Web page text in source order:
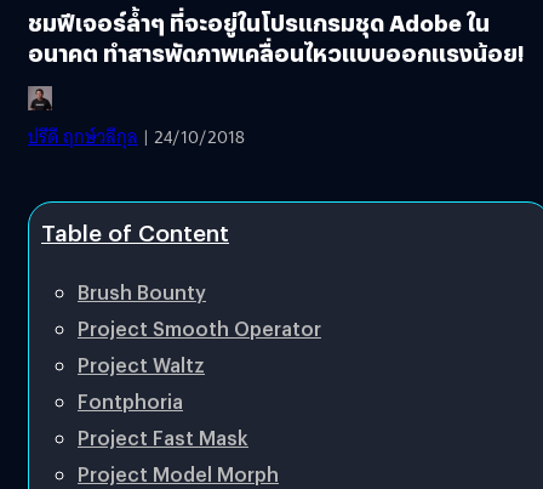
ชมฟีเจอร์ล้ำๆ ที่จะอยู่ในโปรแกรมชุด Adobe ใน
อนาคต ทำสารพัดภาพเคลื่อนไหวแบบออกแรงน้อย!
ปรีดี ฤกษ์วลีกุล | 24/10/2018
Table of Content
Brush Bounty
Project Smooth Operator
Project Waltz
Fontphoria
Project Fast Mask
Project Model Morph